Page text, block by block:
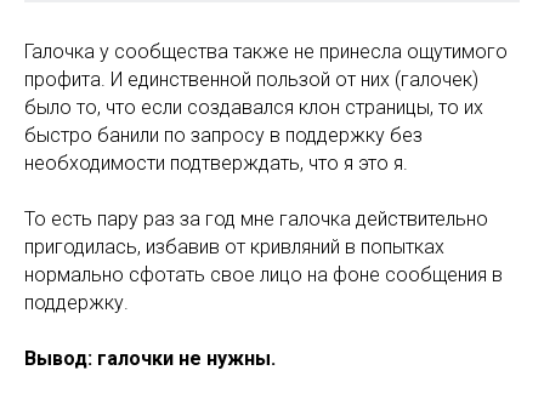
Галочка у сообщества также не принесла ощутимого
профита. И единственной пользой от них (галочек)
было то, что если создавался клон страницы, то их
быстро банили по запросу в поддержку без
необходимости подтверждать, что я это я.
То есть пару раз за год мне галочка действительно
пригодилась, избавив от кривляний в попытках
нормально сфотать свое лицо на фоне сообщения в
поддержку.
Вывод: галочки не нужны.